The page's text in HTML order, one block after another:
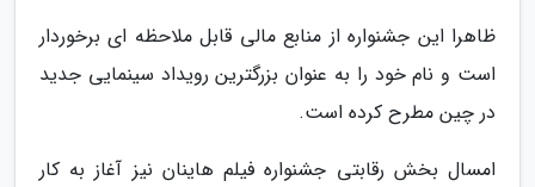
ظاهرا این جشنواره از منابع مالی قابل ملاحظه ای برخوردار
است و نام خود را به عنوان بزرگترین رویداد سینمایی جدید
در چین مطرح کرده است.
امسال بخش رقابتی جشنواره فیلم هاینان نیز آغاز به کار